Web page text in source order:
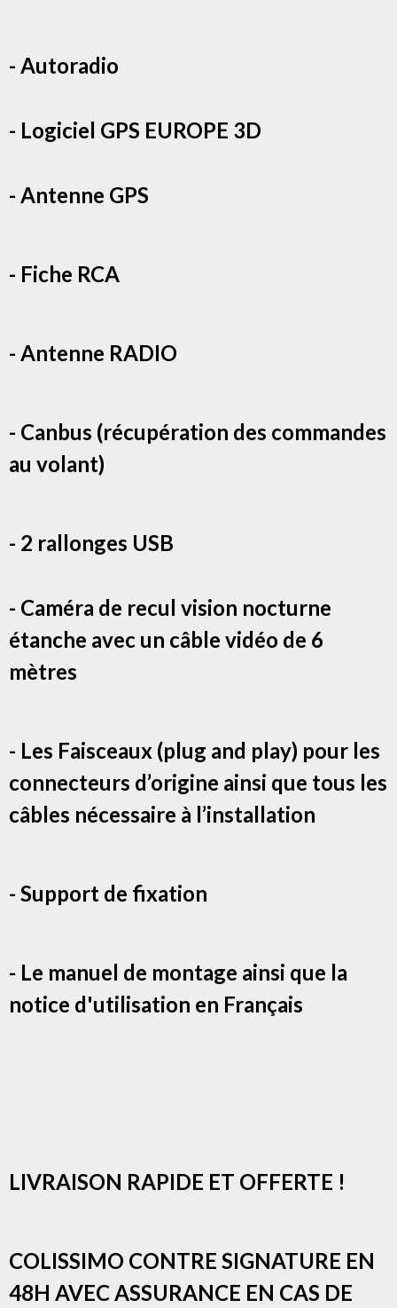
- Autoradio
- Logiciel GPS EUROPE 3D
- Antenne GPS
- Fiche RCA
- Antenne RADIO
- Canbus (récupération des commandes
au volant)
- 2 rallonges USB
- Caméra de recul vision nocturne
étanche avec un câble vidéo de 6
mètres
- Les Faisceaux (plug and play) pour les
connecteurs d’origine ainsi que tous les
câbles nécessaire à l’installation
- Support de fixation
- Le manuel de montage ainsi que la
notice d'utilisation en Français
LIVRAISON RAPIDE ET OFFERTE !
COLISSIMO CONTRE SIGNATURE EN
48H AVEC ASSURANCE EN CAS DE